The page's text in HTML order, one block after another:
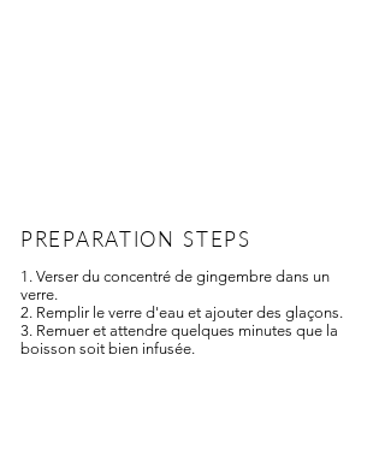
PREPARATION STEPS
1. Verser du concentré de gingembre dans un
verre.
2. Remplir le verre d'eau et ajouter des glaçons.
3. Remuer et attendre quelques minutes que la
boisson soit bien infusée.